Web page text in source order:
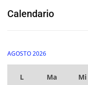
Calendario
AGOSTO 2026
L Ma Mi